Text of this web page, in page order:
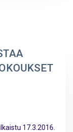
17.3.2016.